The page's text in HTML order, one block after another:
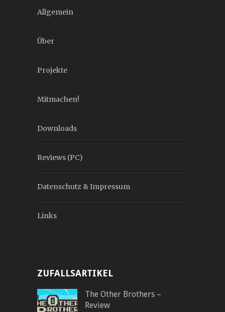
Allgemein
Über
Projekte
Mitmachen!
Downloads
Reviews (PC)
Datenschutz & Impressum
Links
ZUFALLSARTIKEL
The Other Brothers –
Review